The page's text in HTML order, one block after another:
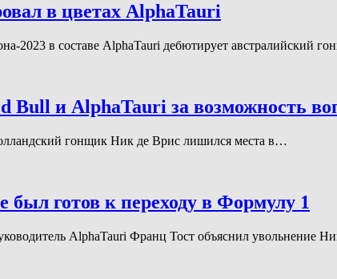
в цветах AlphaTauri
2023 в составе AlphaTauri дебютирует австралийский
Bull и AlphaTauri за возможность
гонщик Ник де Врис лишился места в…
готов к переходу в Формулу 1
AlphaTauri Франц Тост объяснил увольнение